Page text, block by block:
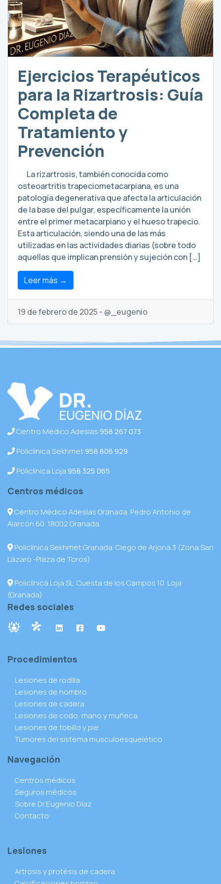
Ejercicios Terapéuticos
para la Rizartrosis: Guía
Completa de
Tratamiento y
Prevención
La rizartrosis, también conocida como
osteoartritis trapeciometacarpiana, es una
patología degenerativa que afecta la articulación
de la base del pulgar, específicamente la unión
entre el primer metacarpiano y el hueso trapecio.
Esta articulación, siendo una de las más
utilizadas en las actividades diarias (sobre todo
aquellas que implican prensión y sujeción con […]
Leer más →
19 de febrero de 2025 - @_eugenio
Centro Médico Adeslas 958 267 073
Policlínica Sekhmet958 806 929
Policlínica Loja 958 325 065
Centros médicos
Centro Médico Adeslas Granada. Pedro Antonio de
Alarcón 60. 18002 Granada
Policlínica Sekhmet Granada. Ciego de Arjona 3 (Zona San
Lázaro -Plaza de Toros)
Policlínica Loja SL. Cuesta de los Campos 10. Loja
(Granada)
Redes sociales
Procedimientos
Lesiones de rodilla
Lesiones de hombro
Lesiones de cadera
Lesiones de codo, mano y muñeca
Lesiones de tobillo y pie
Tumores del sistema musculoesquelético
Navegación
Centros médicos
Seguros médicos
Sobre Dr.Eugenio Díaz
Contacto
Lesiones
Artrosis y protésis de cadera